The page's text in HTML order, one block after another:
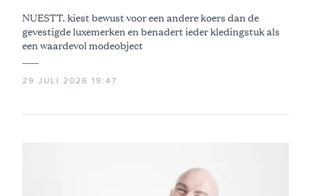
NUESTT. kiest bewust voor een andere koers dan de
gevestigde luxemerken en benadert ieder kledingstuk als
een waardevol modeobject
29 JULI 2026 19:47